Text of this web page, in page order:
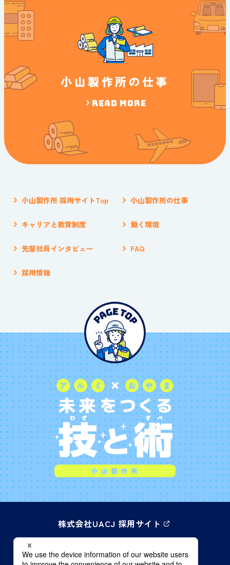
小山製作所の仕事
READ MORE
小山製作所 採用サイトTop 小山製作所の仕事
キャリアと教育制度 働く環境
先輩社員インタビュー FAQ
採用情報
株式会社UACJ 採用サイト
株式会社UACJ 企業サイト